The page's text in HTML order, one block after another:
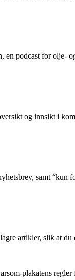
en podcast for olje-
og innsikt i
samt “kun
artikler, slik at
plakatens